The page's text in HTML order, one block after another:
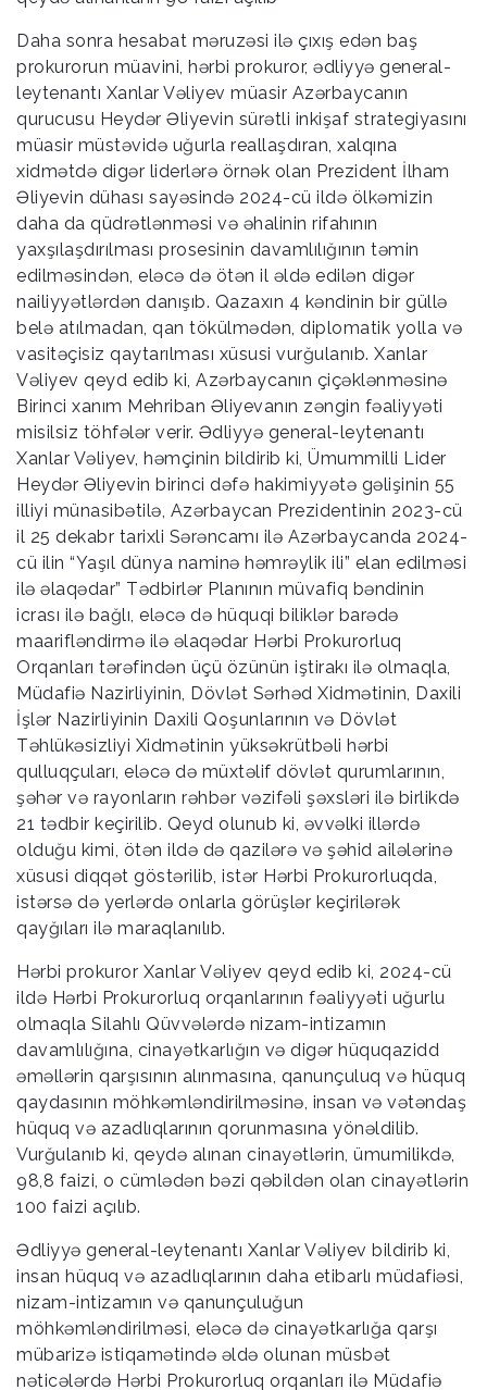
Daha sonra hesabat məruzəsi ilə çıxış edən baş
prokurorun müavini, hərbi prokuror, ədliyyə general-
leytenantı Xanlar Vəliyev müasir Azərbaycanın
qurucusu Heydər Əliyevin sürətli inkişaf strategiyasını
müasir müstəvidə uğurla reallaşdıran, xalqına
xidmətdə digər liderlərə örnək olan Prezident İlham
Əliyevin dühası sayəsində 2024-cü ildə ölkəmizin
daha da qüdrətlənməsi və əhalinin rifahının
yaxşılaşdırılması prosesinin davamlılığının təmin
edilməsindən, eləcə də ötən il əldə edilən digər
nailiyyətlərdən danışıb. Qazaxın 4 kəndinin bir güllə
belə atılmadan, qan tökülmədən, diplomatik yolla və
vasitəçisiz qaytarılması xüsusi vurğulanıb. Xanlar
Vəliyev qeyd edib ki, Azərbaycanın çiçəklənməsinə
Birinci xanım Mehriban Əliyevanın zəngin fəaliyyəti
misilsiz töhfələr verir. Ədliyyə general-leytenantı
Xanlar Vəliyev, həmçinin bildirib ki, Ümummilli Lider
Heydər Əliyevin birinci dəfə hakimiyyətə gəlişinin 55
illiyi münasibətilə, Azərbaycan Prezidentinin 2023-cü
il 25 dekabr tarixli Sərəncamı ilə Azərbaycanda 2024-
cü ilin “Yaşıl dünya naminə həmrəylik ili” elan edilməsi
ilə əlaqədar” Tədbirlər Planının müvafiq bəndinin
icrası ilə bağlı, eləcə də hüquqi biliklər barədə
maarifləndirmə ilə əlaqədar Hərbi Prokurorluq
Orqanları tərəfindən üçü özünün iştirakı ilə olmaqla,
Müdafiə Nazirliyinin, Dövlət Sərhəd Xidmətinin, Daxili
İşlər Nazirliyinin Daxili Qoşunlarının və Dövlət
Təhlükəsizliyi Xidmətinin yüksəkrütbəli hərbi
qulluqçuları, eləcə də müxtəlif dövlət qurumlarının,
şəhər və rayonların rəhbər vəzifəli şəxsləri ilə birlikdə
21 tədbir keçirilib. Qeyd olunub ki, əvvəlki illərdə
olduğu kimi, ötən ildə də qazilərə və şəhid ailələrinə
xüsusi diqqət göstərilib, istər Hərbi Prokurorluqda,
istərsə də yerlərdə onlarla görüşlər keçirilərək
qayğıları ilə maraqlanılıb.
Hərbi prokuror Xanlar Vəliyev qeyd edib ki, 2024-cü
ildə Hərbi Prokurorluq orqanlarının fəaliyyəti uğurlu
olmaqla Silahlı Qüvvələrdə nizam-intizamın
davamlılığına, cinayətkarlığın və digər hüquqazidd
əməllərin qarşısının alınmasına, qanunçuluq və hüquq
qaydasının möhkəmləndirilməsinə, insan və vətəndaş
hüquq və azadlıqlarının qorunmasına yönəldilib.
Vurğulanıb ki, qeydə alınan cinayətlərin, ümumilikdə,
98,8 faizi, o cümlədən bəzi qəbildən olan cinayətlərin
100 faizi açılıb.
Ədliyyə general-leytenantı Xanlar Vəliyev bildirib ki,
insan hüquq və azadlıqlarının daha etibarlı müdafiəsi,
nizam-intizamın və qanunçuluğun
möhkəmləndirilməsi, eləcə də cinayətkarlığa qarşı
mübarizə istiqamətində əldə olunan müsbət
nəticələrdə Hərbi Prokurorluq orqanları ilə Müdafiə